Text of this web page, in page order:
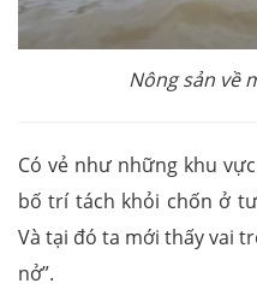
Nông sản về
Có vẻ như những khu
bố trí tách khỏi chốn ở
Và tại đó ta mới thấy vai
nở”.